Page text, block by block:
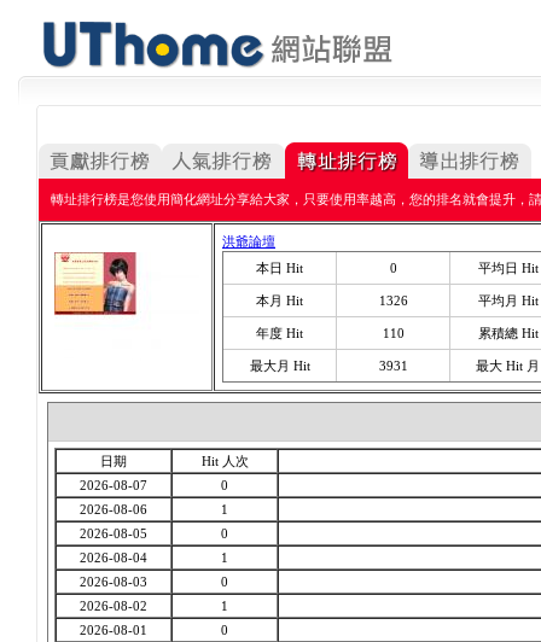
轉址排行榜是您使用簡化網址分享給大家，只要使用率越高，您的排名就會提升，
洪爺論壇
本日 Hit
0 平均日 Hit
本月 Hit 1326 平均月 Hit
年度 Hit 110 累積總 Hit
最大月 Hit 3931 最大 Hit 月
日期
Hit 人次
2026-08-07
0
2026-08-06
1
2026-08-05
0
2026-08-04
1
2026-08-03
0
2026-08-02
1
2026-08-01
0